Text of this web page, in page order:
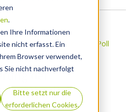
.
Ihre Informationen
nicht erfasst. Ein
Browser verwendet,
Sie nicht nachverfolgt
Bitte setzt nur die
erforderlichen Cookies.
der
bei Von Poll